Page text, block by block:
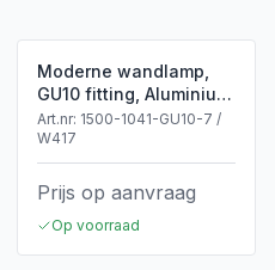
Moderne wandlamp,
GU10 fitting, Aluminium,
IP65, Corten
Art.nr: 1500-1041-GU10-7 /
W417
Prijs op aanvraag
Op voorraad